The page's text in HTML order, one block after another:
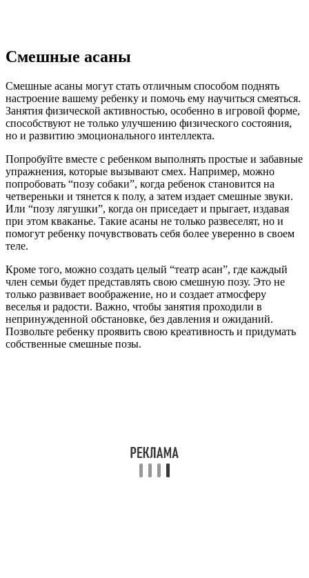
Смешные асаны
Смешные асаны могут стать отличным способом поднять
настроение вашему ребенку и помочь ему научиться смеяться.
Занятия физической активностью, особенно в игровой форме,
способствуют не только улучшению физического состояния,
но и развитию эмоционального интеллекта.
Попробуйте вместе с ребенком выполнять простые и забавные
упражнения, которые вызывают смех. Например, можно
попробовать “позу собаки”, когда ребенок становится на
четвереньки и тянется к полу, а затем издает смешные звуки.
Или “позу лягушки”, когда он приседает и прыгает, издавая
при этом кваканье. Такие асаны не только развеселят, но и
помогут ребенку почувствовать себя более уверенно в своем
теле.
Кроме того, можно создать целый “театр асан”, где каждый
член семьи будет представлять свою смешную позу. Это не
только развивает воображение, но и создает атмосферу
веселья и радости. Важно, чтобы занятия проходили в
непринужденной обстановке, без давления и ожиданий.
Позвольте ребенку проявить свою креативность и придумать
собственные смешные позы.